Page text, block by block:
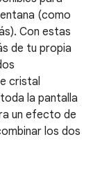
(como
Con estas
de tu propia
cristal
la pantalla
un efecto de
los dos